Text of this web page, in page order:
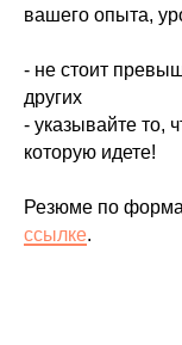
вашего опыта,
- не стоит
других
- указывайте то,
которую идете!
Резюме по
ссылке.